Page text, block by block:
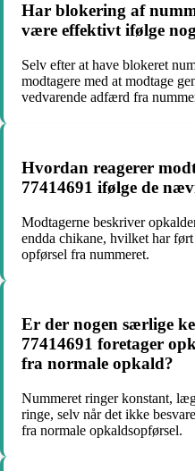
Har blokering af
være effektivt ifølge
Selv efter at have blokeret
modtagere med at modtage
vedvarende adfærd fra
Hvordan reagerer
77414691 ifølge de
Modtagerne beskriver
endda chikane, hvilket har
opførsel fra nummeret.
Er der nogen særlige
77414691 foretager
fra normale opkald?
Nummeret ringer konstant,
ringe, selv når det ikke
fra normale opkaldsopførsel.